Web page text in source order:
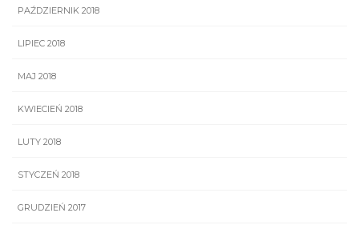
PAŹDZIERNIK 2018
LIPIEC 2018
MAJ 2018
KWIECIEŃ 2018
LUTY 2018
STYCZEŃ 2018
GRUDZIEŃ 2017